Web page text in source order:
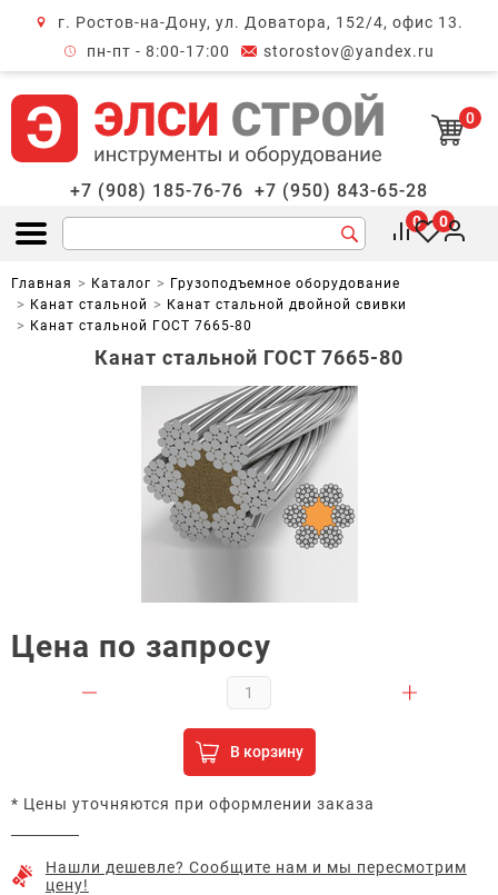
г. Ростов-на-Дону, ул. Доватора, 152/4, офис 13.
пн-пт - 8:00-17:00
storostov@yandex.ru
0
+7 (908) 185-76-76 +7 (950) 843-65-28
Открыть меню
0 0
Главная Каталог
Грузоподъемное оборудование
Канат стальной
Канат стальной двойной свивки
Канат стальной ГОСТ 7665-80
Канат стальной ГОСТ 7665-80
Цена по запросу
В корзину
* Цены уточняются при оформлении заказа
Нашли дешевле? Сообщите нам и мы пересмотрим
цену!